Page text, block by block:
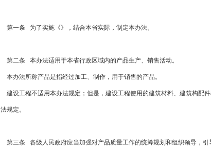
第一条 为了实施《》，结合本省实际，制定本办法。
第二条 本办法适用于本省行政区域内的产品生产、销售活动。
本办法所称产品是指经过加工、制作，用于销售的产品。
建设工程不适用本办法规定；但是，建设工程使用的建筑材料、建筑构配
法规定。
第三条 各级人民政府应当加强对产品质量工作的统筹规划和组织领导，引